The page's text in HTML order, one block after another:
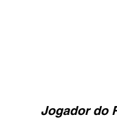
Jogador do